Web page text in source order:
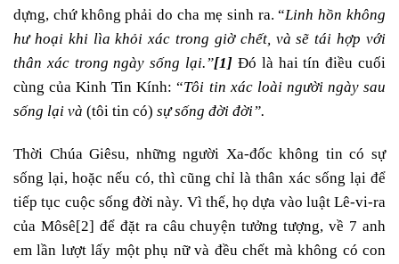
dựng, chứ không phải do cha mẹ sinh ra. “Linh hồn không
hư hoại khi lìa khỏi xác trong giờ chết, và sẽ tái hợp với
thân xác trong ngày sống lại.”[1] Đó là hai tín điều cuối
cùng của Kinh Tin Kính: “Tôi tin xác loài người ngày sau
sống lại và (tôi tin có) sự sống đời đời”.
Thời Chúa Giêsu, những người Xa-đốc không tin có sự
sống lại, hoặc nếu có, thì cũng chỉ là thân xác sống lại để
tiếp tục cuộc sống đời này. Vì thế, họ dựa vào luật Lê-vi-ra
của Môsê[2] để đặt ra câu chuyện tưởng tượng, về 7 anh
em lần lượt lấy một phụ nữ và đều chết mà không có con